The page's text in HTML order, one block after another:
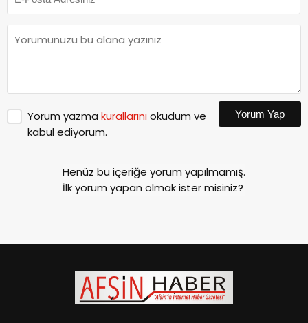
Yorum yazma kurallarınıokudum ve
kabul ediyorum.
Yorum Yap
Henüz bu içeriğe yorum yapılmamış.
İlk yorum yapan olmak ister misiniz?